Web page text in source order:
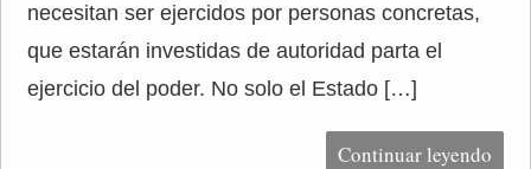
necesitan ser ejercidos por personas concretas,
que estarán investidas de autoridad parta el
ejercicio del poder. No solo el Estado […]
Continuar leyendo